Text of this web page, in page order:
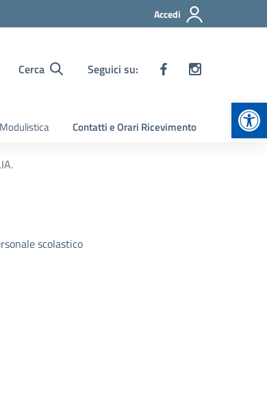
Accedi
Cerca Seguici su:
Modulistica Contatti e Orari Ricevimento
scolastico